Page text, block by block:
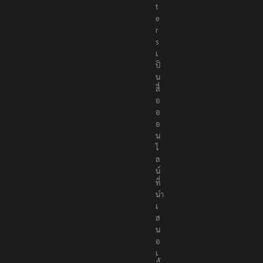
e
r
s
เ
ป็
น
สื่
อ
อ
อ
น
ไ
ล
น์
ที่
นำ
เ
ส
น
อ
เ
นื้